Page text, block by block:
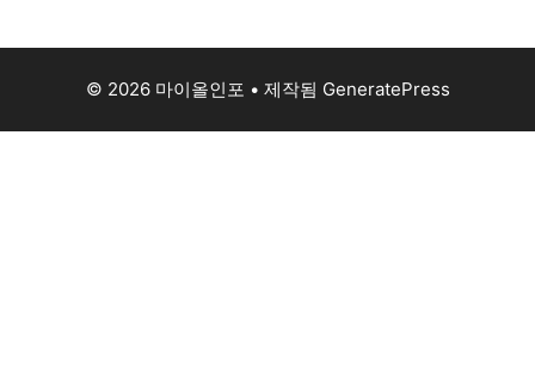
© 2026 마이올인포 • 제작됨 GeneratePress